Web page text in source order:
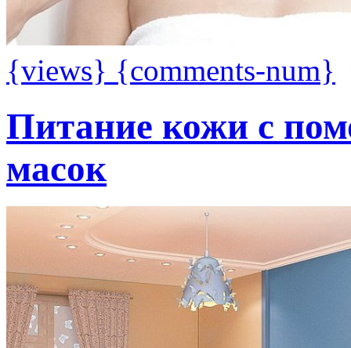
{views} {comments-num}
Питание кожи с
масок